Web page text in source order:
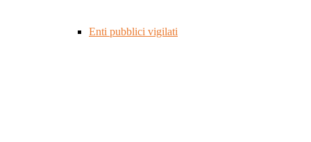
Enti pubblici vigilati